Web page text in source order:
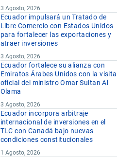
3 Agosto, 2026
Ecuador impulsará un Tratado de
Libre Comercio con Estados Unidos
para fortalecer las exportaciones y
atraer inversiones
3 Agosto, 2026
Ecuador fortalece su alianza con
Emiratos Árabes Unidos con la visita
oficial del ministro Omar Sultan Al
Olama
3 Agosto, 2026
Ecuador incorpora arbitraje
internacional de inversiones en el
TLC con Canadá bajo nuevas
condiciones constitucionales
1 Agosto, 2026